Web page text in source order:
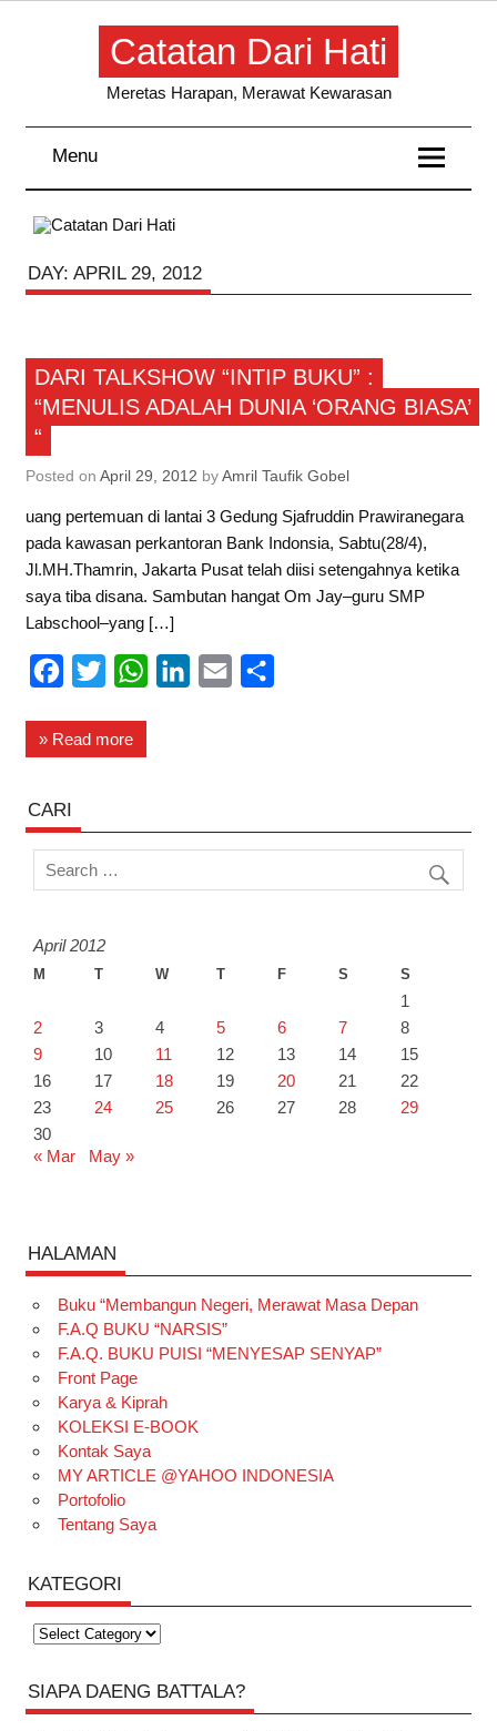
Skip
Catatan Dari Hati
Meretas Harapan, Merawat Kewarasan
Menu
DAY: APRIL 29, 2012
Kisahku
DARI TALKSHOW “INTIP BUKU” :
“MENULIS ADALAH DUNIA ‘ORANG BIASA’
“
Posted on April 29, 2012 byAmril Taufik Gobel
uang pertemuan di lantai 3 Gedung Sjafruddin Prawiranegara
pada kawasan perkantoran Bank Indonsia, Sabtu(28/4),
Jl.MH.Thamrin, Jakarta Pusat telah diisi setengahnya ketika
saya tiba disana. Sambutan hangat Om Jay–guru SMP
Labschool–yang […]
c
b
o
o
i
e
r
W
A
d
» Read more
CARI
April 2012
M T W T F S S
1
2
3 4 5 6 7
8
9
10 11 12 13 14
15
16
17 18 19 20 21
22
23
24 25 26 27 28
29
30
« Mar
May »
HALAMAN
Buku “Membangun Negeri, Merawat Masa Depan
F.A.Q BUKU “NARSIS”
F.A.Q. BUKU PUISI “MENYESAP SENYAP”
Front Page
Karya & Kiprah
KOLEKSI E-BOOK
Kontak Saya
MY ARTICLE @YAHOO INDONESIA
Portofolio
Tentang Saya
KATEGORI
Kategori
SIAPA DAENG BATTALA?